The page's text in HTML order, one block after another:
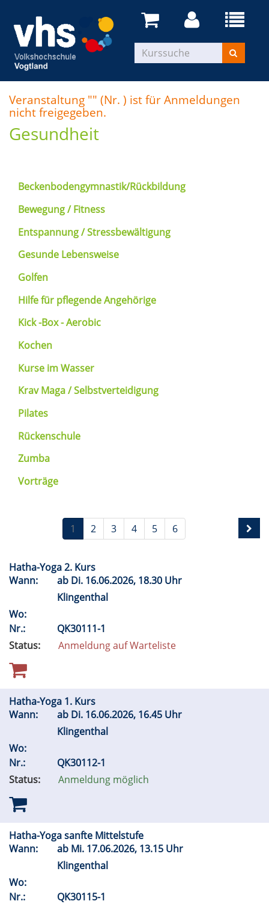
Veranstaltung "" (Nr. ) ist für Anmeldungen
nicht freigegeben.
Gesundheit
Beckenbodengymnastik/Rückbildung
Bewegung / Fitness
Entspannung / Stressbewältigung
Gesunde Lebensweise
Golfen
Hilfe für pflegende Angehörige
Kick -Box - Aerobic
Kochen
Kurse im Wasser
Krav Maga / Selbstverteidigung
Pilates
Rückenschule
Zumba
Vorträge
1 2 3 4 5 6
Hatha-Yoga 2. Kurs
Wann:
ab Di. 16.06.2026, 18.30 Uhr
Klingenthal
Wo:
Nr.:
QK30111-1
Status:
Anmeldung auf Warteliste
Hatha-Yoga 1. Kurs
Wann:
ab Di. 16.06.2026, 16.45 Uhr
Klingenthal
Wo:
Nr.:
QK30112-1
Status:
Anmeldung möglich
Hatha-Yoga sanfte Mittelstufe
Wann:
ab Mi. 17.06.2026, 13.15 Uhr
Klingenthal
Wo:
Nr.:
QK30115-1